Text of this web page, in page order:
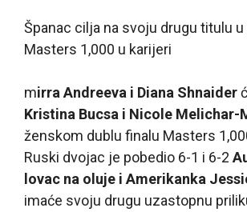
Španac cilja na svoju drugu titulu
Masters 1,000 u karijeri
mirra Andreeva i Diana Shnaider
Kristina Bucsa i Nicole Melichar-
ženskom dublu finalu Masters
Ruski dvojac je pobedio 6-1 i 6-2
lovac na oluje i Amerikanka
imaće svoju drugu uzastopnu